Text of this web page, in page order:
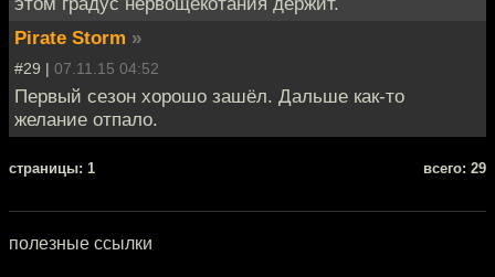
Pirate Storm »
#29 | 07.11.15 04:52
Первый сезон хорошо зашёл. Дальше как-то
желание отпало.
cтраницы: 1 всего: 29
полезные ссылки